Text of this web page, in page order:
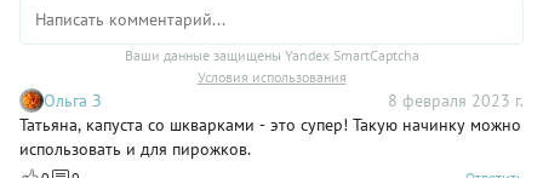
Ваши данные защищены Yandex SmartCaptcha
Условия использования
Ольга З
8 февраля 2023 г.
Татьяна, капуста со шкварками - это супер! Такую начинку можно
использовать и для пирожков.